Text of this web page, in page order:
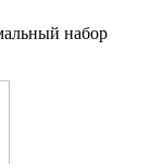
набор